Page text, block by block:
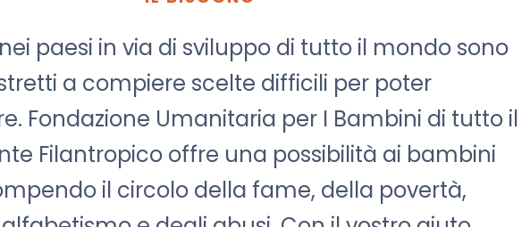
paesi in via di sviluppo di tutto il mondo sono
a compiere scelte difficili per poter
Fondazione Umanitaria per I Bambini di tutto il
Filantropico offre una possibilità ai bambini
il circolo della fame, della povertà,